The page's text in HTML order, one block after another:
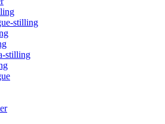
stilling
stilling